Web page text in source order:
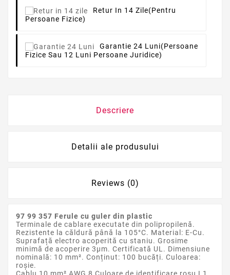
Retur In 14 Zile(pentru
Persoane Fizice)
Garantie 24 Luni(persoane
Fizice Sau 12 Luni Persoane Juridice)
Descriere
Detalii ale produsului
Reviews (0)
97 99 357 Ferule cu guler din plastic
Terminale de cablare executate din polipropilenă.
Rezistente la căldură până la 105°C. Material: E-Cu.
Suprafață electro acoperită cu staniu. Grosime
minimă de acoperire 3µm. Certificată UL. Dimensiune
nominală: 10 mm². Conținut: 100 bucăți. Culoarea:
roșie.